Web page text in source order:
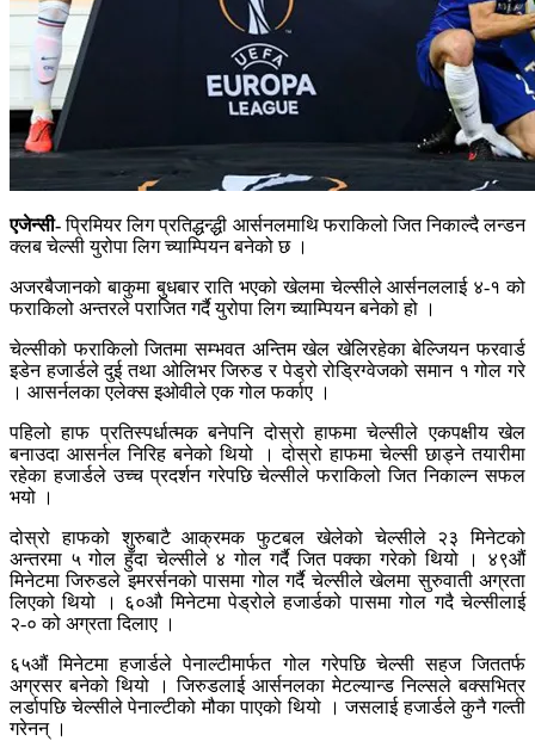
एजेन्सी-प्रिमियर लिग प्रतिद्धन्द्धी आर्सनलमाथि फराकिलो जित निकाल्दै लन्डन
क्लब चेल्सी युरोपा लिग च्याम्पियन बनेको छ ।
अजरबैजानको बाकुमा बुधबार राति भएको खेलमा चेल्सीले आर्सनललाई ४-१ को
फराकिलो अन्तरले पराजित गर्दै युरोपा लिग च्याम्पियन बनेको हो ।
चेल्सीको फराकिलो जितमा सम्भवत अन्तिम खेल खेलिरहेका बेल्जियन फरवार्ड
इडेन हजार्डले दुई तथा ओलिभर जिरुड र पेड्रो रोड्रिग्वेजको समान १ गोल गरे
। आसर्नलका एलेक्स इओवीले एक गोल फर्काए ।
पहिलो हाफ प्रतिस्पर्धात्मक बनेपनि दोस्रो हाफमा चेल्सीले एकपक्षीय खेल
बनाउदा आसर्नल निरिह बनेको थियो । दोस्रो हाफमा चेल्सी छाड्ने तयारीमा
रहेका हजार्डले उच्च प्रदर्शन गरेपछि चेल्सीले फराकिलो जित निकाल्न सफल
भयो ।
दोस्रो हाफको शुरुबाटै आक्रमक फुटबल खेलेको चेल्सीले २३ मिनेटको
अन्तरमा ५ गोल हुँदा चेल्सीले ४ गोल गर्दै जित पक्का गरेको थियो । ४९औं
मिनेटमा जिरुडले इमरर्सनको पासमा गोल गर्दै चेल्सीले खेलमा सुरुवाती अग्रता
लिएको थियो । ६०औ मिनेटमा पेड्रोले हजार्डको पासमा गोल गदै चेल्सीलाई
२-० को अग्रता दिलाए ।
६५औं मिनेटमा हजार्डले पेनाल्टीमार्फत गोल गरेपछि चेल्सी सहज जिततर्फ
अग्रसर बनेको थियो । जिरुडलाई आर्सनलका मेटल्यान्ड निल्सले बक्सभित्र
लर्डापछि चेल्सीले पेनाल्टीको मौका पाएको थियो । जसलाई हजार्डले कुनै गल्ती
गरेनन् ।